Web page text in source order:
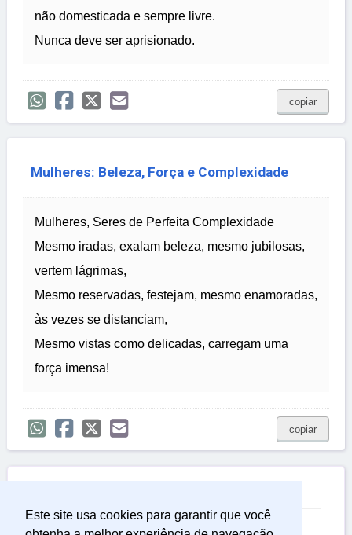
Este site usa cookies para garantir que você
não domesticada e sempre livre.
Nunca deve ser aprisionado.
copiar
Mulheres: Beleza, Força e Complexidade
Mulheres, Seres de Perfeita Complexidade
Mesmo iradas, exalam beleza, mesmo jubilosas,
vertem lágrimas,
Mesmo reservadas, festejam, mesmo enamoradas,
às vezes se distanciam,
Mesmo vistas como delicadas, carregam uma
força imensa!
copiar